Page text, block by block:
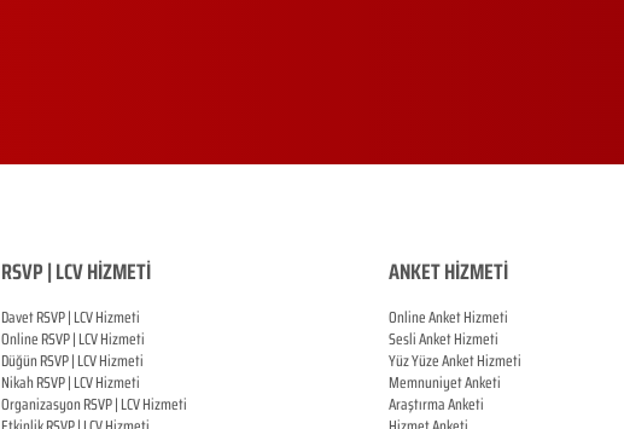
RSVP | LCV HİZMETİ
Davet RSVP | LCV Hizmeti
OnlineRSVP |LCV Hizmeti
DüğünRSVP |LCV Hizmeti
NikahRSVP |LCV Hizmeti
OrganizasyonRSVP |LCV Hizmeti
ANKET HİZMETİ
Online Anket Hizmeti
Sesli Anket Hizmeti
Yüz Yüze Anket Hizmeti
Memnuniyet Anketi
Araştırma Anketi